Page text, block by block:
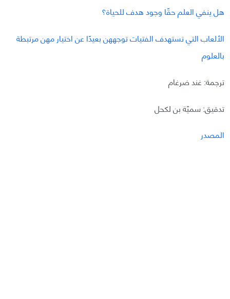
هل ينفي العلم حقًا وجود هدف للحياة؟
الألعاب التي تستهدف الفتيات توجههن بعيدًا عن اختيار مهن مرتبطة
بالعلوم
ترجمة: غند ضرغام
تدقيق: سميّة بن لكحل
المصدر